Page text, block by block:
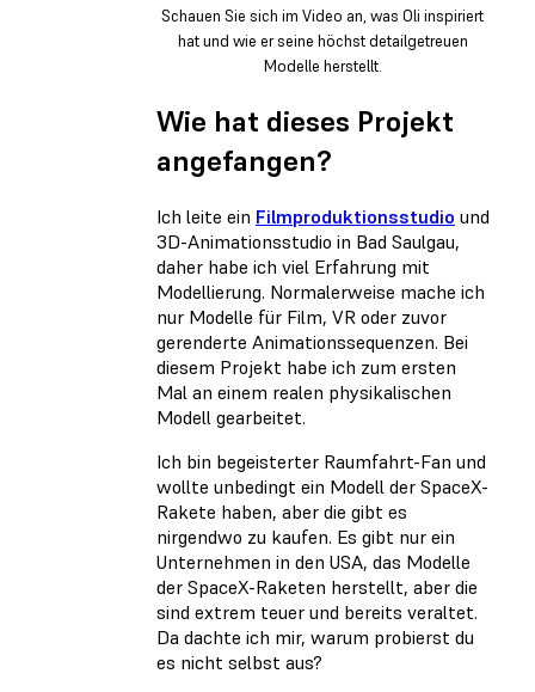
Schauen Sie sich im Video an, was Oli inspiriert
hat und wie er seine höchst detailgetreuen
Modelle herstellt.
Wie hat dieses Projekt
angefangen?
Ich leite ein Filmproduktionsstudio und
3D-Animationsstudio in Bad Saulgau,
daher habe ich viel Erfahrung mit
Modellierung. Normalerweise mache ich
nur Modelle für Film, VR oder zuvor
gerenderte Animationssequenzen. Bei
diesem Projekt habe ich zum ersten
Mal an einem realen physikalischen
Modell gearbeitet.
Ich bin begeisterter Raumfahrt-Fan und
wollte unbedingt ein Modell der SpaceX-
Rakete haben, aber die gibt es
nirgendwo zu kaufen. Es gibt nur ein
Unternehmen in den USA, das Modelle
der SpaceX-Raketen herstellt, aber die
sind extrem teuer und bereits veraltet.
Da dachte ich mir, warum probierst du
es nicht selbst aus?